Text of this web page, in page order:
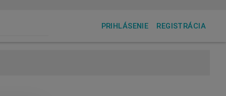
PRIHLÁSENIE REGISTRÁCIA